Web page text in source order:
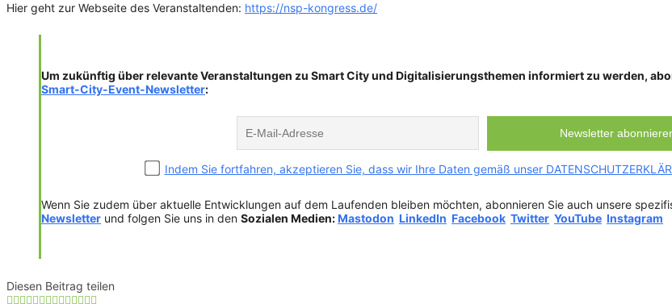
Hier geht zur Webseite des Veranstaltenden: https://nsp-kongress.de/
Um zukünftig über relevante Veranstaltungen zu Smart City und Digitalisierungsthemen informiert zu werden,
Smart-City-Event-Newsletter:
Indem Sie fortfahren, akzeptieren Sie, dass wir Ihre Daten gemäß unser
Wenn Sie zudem über aktuelle Entwicklungen auf dem Laufenden bleiben möchten, abonnieren Sie auch unsere
Newsletter und folgen Sie uns in den Sozialen Medien:Mastodon LinkedIn Facebook Twitter YouTube Instagram
Diesen Beitrag teilen